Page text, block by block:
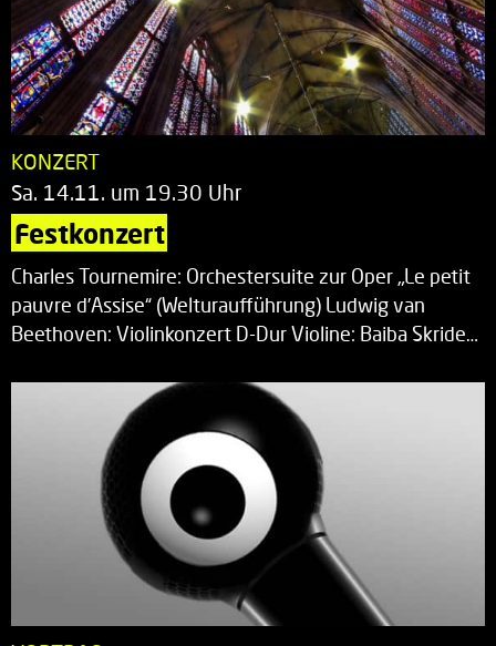
KONZERT
Sa. 14.11. um 19.30 Uhr
Festkonzert
Charles Tournemire: Orchestersuite zur Oper „Le petit
pauvre d’Assise“ (Welturaufführung) Ludwig van
Beethoven: Violinkonzert D-Dur Violine: Baiba Skride…